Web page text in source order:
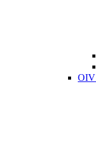
OIV